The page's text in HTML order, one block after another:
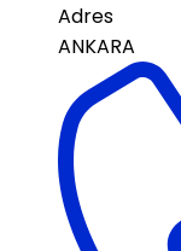
Adres
ANKARA